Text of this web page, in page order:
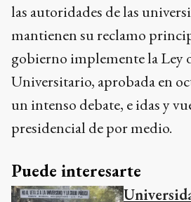
las autoridades de las
mantienen su reclamo
gobierno implemente la Ley
Universitario, aprobada en
un intenso debate, e idas y
presidencial de por medio.
Puede interesarte